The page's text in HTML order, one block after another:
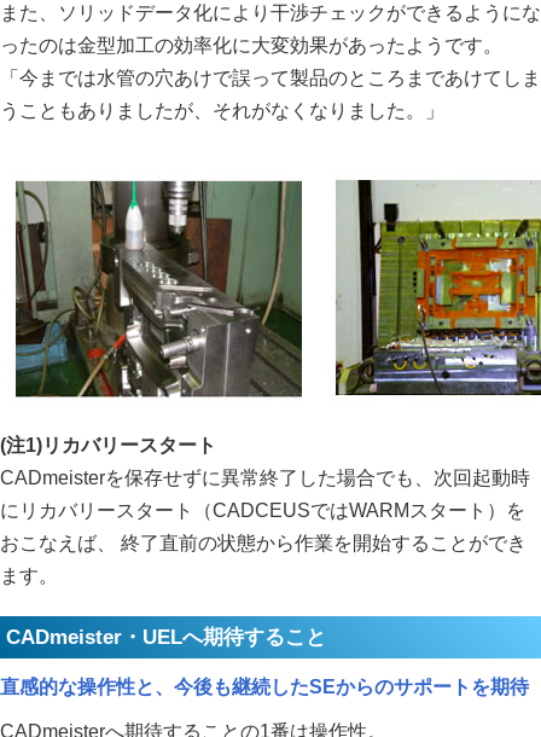
また、ソリッドデータ化により干渉チェックができるようにな
ったのは金型加工の効率化に大変効果があったようです。
「今までは水管の穴あけで誤って製品のところまであけてしま
うこともありましたが、それがなくなりました。」
(注1)リカバリースタート
CADmeisterを保存せずに異常終了した場合でも、次回起動時
にリカバリースタート（CADCEUSではWARMスタート）を
おこなえば、 終了直前の状態から作業を開始することができ
ます。
CADmeister・UELへ期待すること
直感的な操作性と、今後も継続したSEからのサポートを期待
CADmeisterへ期待することの1番は操作性。